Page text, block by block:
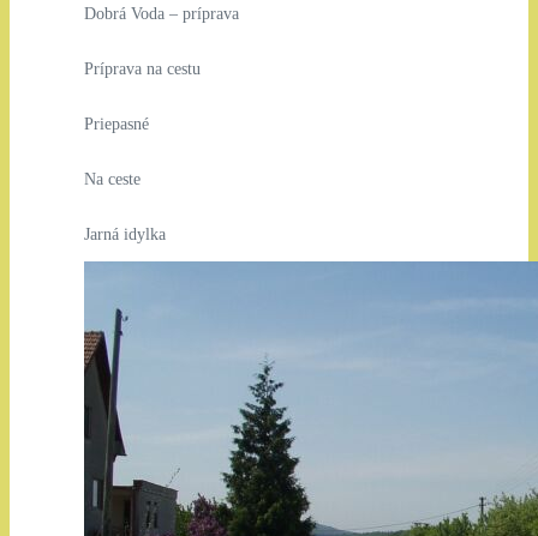
Dobrá Voda – príprava
Príprava na cestu
Priepasné
Na ceste
Jarná idylka